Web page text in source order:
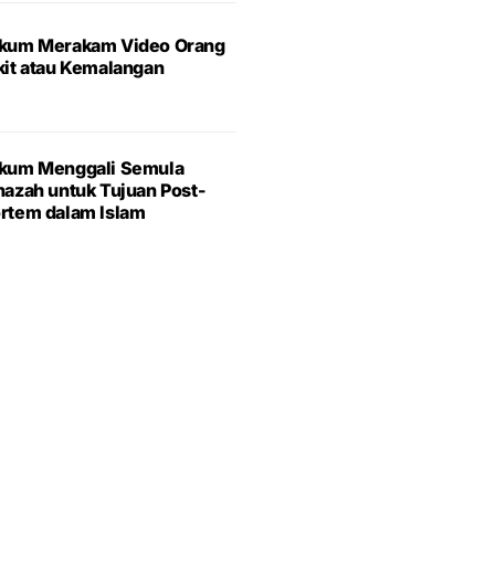
Merakam Video Orang
atau Kemalangan
Menggali Semula
untuk Tujuan Post-
dalam Islam